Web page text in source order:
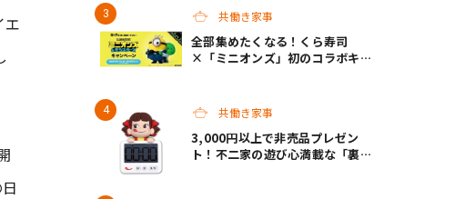
エ
が最高共働き家事
全部集めたくなる！くら寿司
×「ミニオンズ」初のコラボキャ
共働き家事
3,000円以上で非売品プレゼン
ト！不二家の遊び心満載な「裏不